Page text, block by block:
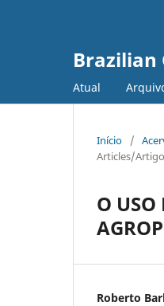
Brazilian
Atual
Início /
Articles/
O USO
Roberto